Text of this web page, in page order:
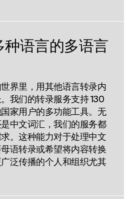
种语言的多语言
界里，用其他语言转录内
我们的转录服务支持 130
家用户的多功能工具。无
中文词汇，我们的服务都
。这种能力对于处理中文
语转录或希望将内容转换
泛传播的个人和组织尤其